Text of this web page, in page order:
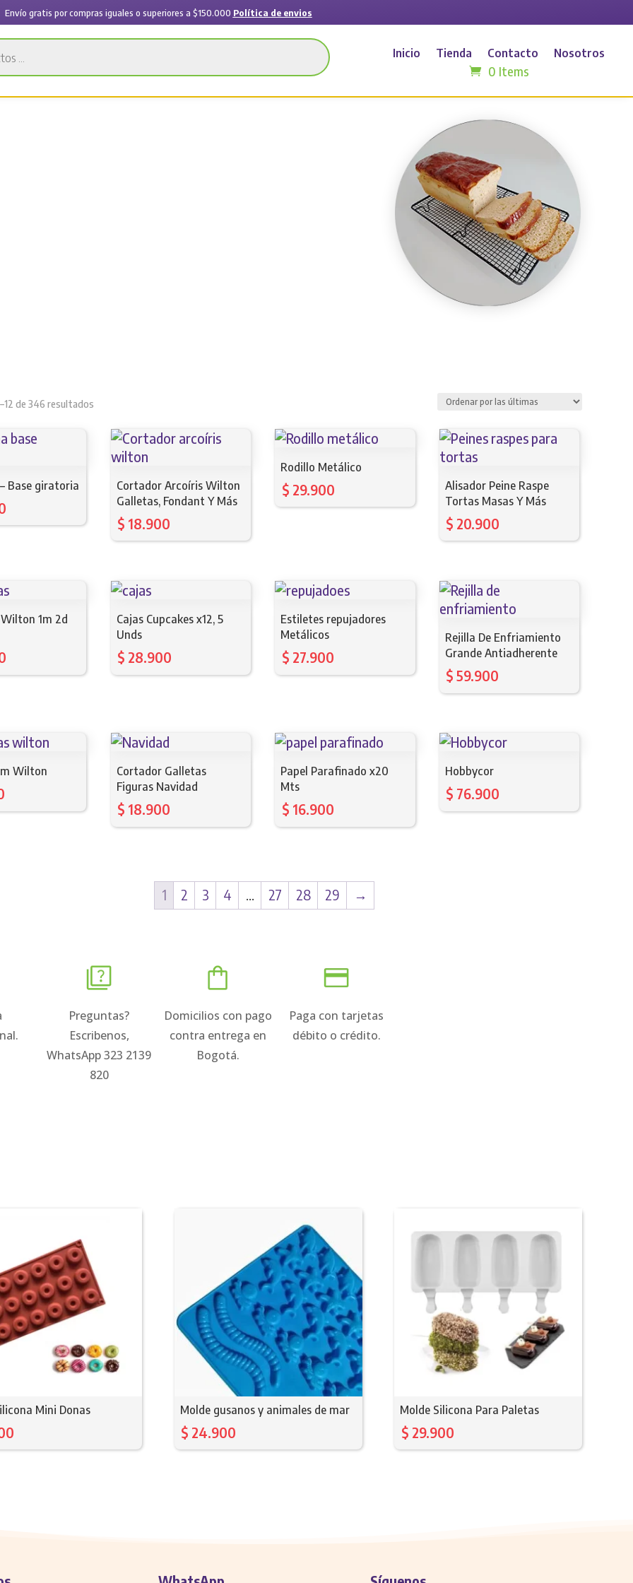
Envío gratis por compras iguales o superiores a $150.000 Política de envios
Inicio Tienda Contacto Nosotros
0 Items
de 346 resultados
Base giratoria
Cortador Arcoíris Wilton
Galletas, Fondant Y Más
$ 18.900
Rodillo Metálico
$ 29.900
Alisador Peine Raspe
Tortas Masas Y Más
$ 20.900
1m 2d
Cajas Cupcakes x12, 5
Unds
$ 28.900
Estiletes repujadores
Metálicos
$ 27.900
Rejilla De Enfriamiento
Grande Antiadherente
$ 59.900
Wilton
Cortador Galletas
Figuras Navidad
$ 18.900
Papel Parafinado x20
Mts
$ 16.900
Hobbycor
$ 76.900
1 2 3 4 … 27 28 29 →
Preguntas?
Escribenos,
WhatsApp 323 2139
820
Domicilios con pago
contra entrega en
Bogotá.
Paga con tarjetas
débito o crédito.
Mini Donas Molde gusanos y animales de mar
$ 24.900
Molde Silicona Para Paletas
$ 29.900